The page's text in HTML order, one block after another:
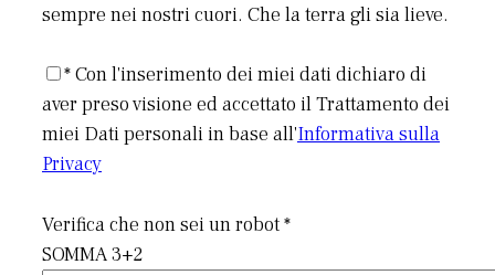
sempre nei nostri cuori. Che la terra gli sia lieve.
* Con l'inserimento dei miei dati dichiaro di
aver preso visione ed accettato il Trattamento dei
miei Dati personali in base all'Informativa sulla
Privacy
Verifica che non sei un robot *
SOMMA 3+2